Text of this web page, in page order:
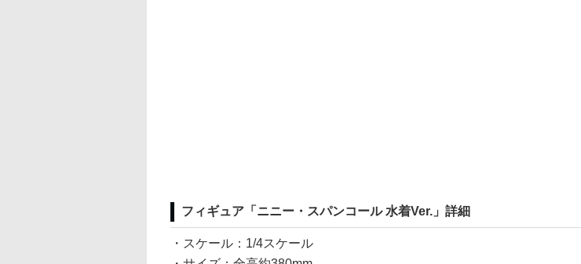
フィギュア「ニニー・スパンコール 水着Ver.」詳細
・スケール：1/4スケール